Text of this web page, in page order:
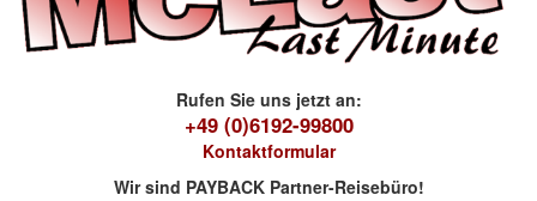
Rufen Sie uns jetzt an:
+49 (0)6192-99800
Kontaktformular
Wir sind PAYBACK Partner-Reisebüro!